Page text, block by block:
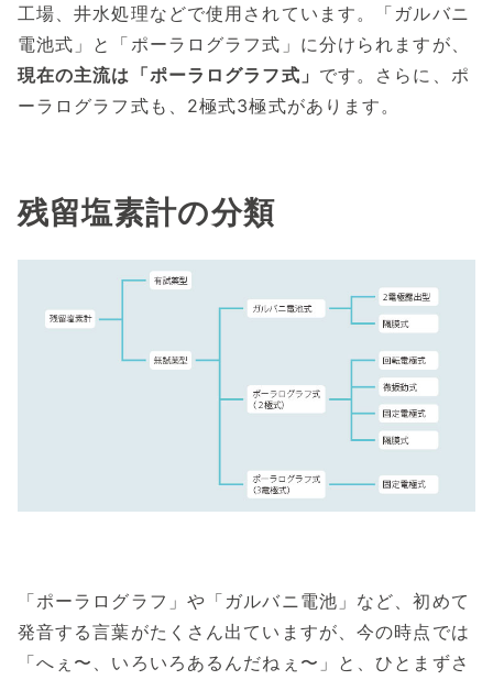
工場、井水処理などで使用されています。「ガルバニ
電池式」と「ポーラログラフ式」に分けられますが、
現在の主流は「ポーラログラフ式」 です。さらに、ポ
ーラログラフ式も、2極式3極式があります。
残留塩素計の分類
「ポーラログラフ」や「ガルバニ電池」など、初めて
発音する言葉がたくさん出ていますが、今の時点では
「へぇ〜、いろいろあるんだねぇ〜」と、ひとまずさ